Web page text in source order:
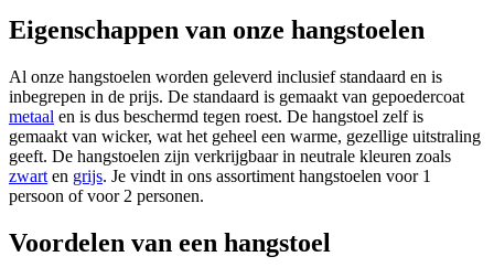
Eigenschappen van onze hangstoelen
Al onze hangstoelen worden geleverd inclusief standaard en is
inbegrepen in de prijs. De standaard is gemaakt van gepoedercoat
metaal en is dus beschermd tegen roest. De hangstoel zelf is
gemaakt van wicker, wat het geheel een warme, gezellige uitstraling
geeft. De hangstoelen zijn verkrijgbaar in neutrale kleuren zoals
zwart en grijs. Je vindt in ons assortiment hangstoelen voor 1
persoon of voor 2 personen.
Voordelen van een hangstoel